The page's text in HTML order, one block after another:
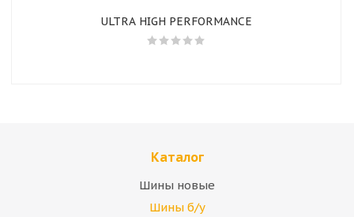
ULTRA HIGH PERFORMANCE
Каталог
Шины новые
Шины б/у